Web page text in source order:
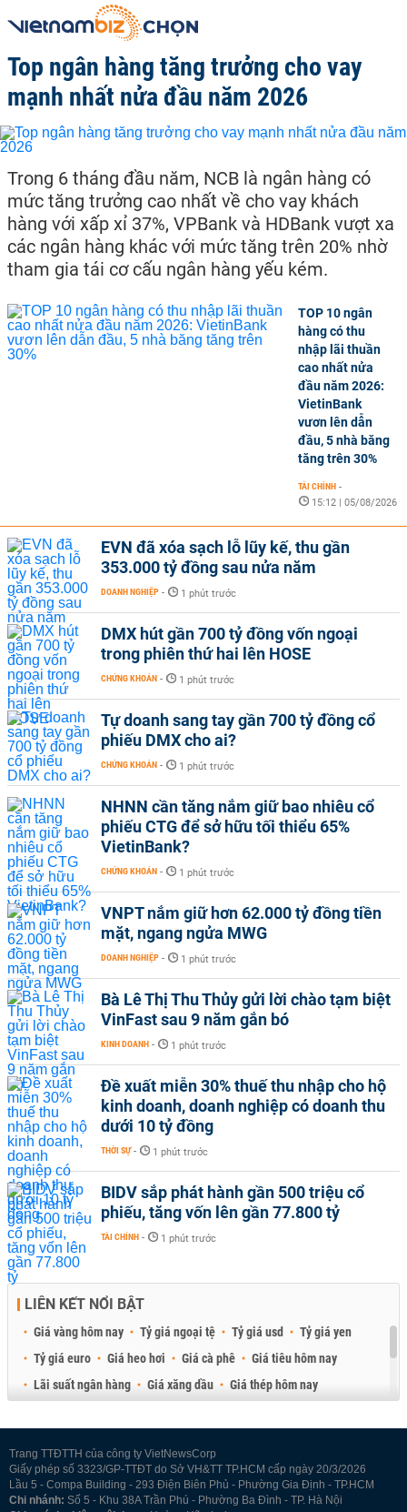
Top ngân hàng tăng trưởng cho vay
mạnh nhất nửa đầu năm 2026
Trong 6 tháng đầu năm, NCB là ngân hàng có
mức tăng trưởng cao nhất về cho vay khách
hàng với xấp xỉ 37%, VPBank và HDBank vượt xa
các ngân hàng khác với mức tăng trên 20% nhờ
tham gia tái cơ cấu ngân hàng yếu kém.
TOP 10 ngân
hàng có thu
nhập lãi thuần
cao nhất nửa
đầu năm 2026:
VietinBank
vươn lên dẫn
đầu, 5 nhà băng
tăng trên 30%
TÀI CHÍNH -
15:12 | 05/08/2026
EVN đã xóa sạch lỗ lũy kế, thu gần
353.000 tỷ đồng sau nửa năm
DOANH NGHIỆP - 1 phút trước
DMX hút gần 700 tỷ đồng vốn ngoại
trong phiên thứ hai lên HOSE
CHỨNG KHOÁN - 1 phút trước
Tự doanh sang tay gần 700 tỷ đồng cổ
phiếu DMX cho ai?
CHỨNG KHOÁN - 1 phút trước
NHNN cần tăng nắm giữ bao nhiêu cổ
phiếu CTG để sở hữu tối thiểu 65%
VietinBank?
CHỨNG KHOÁN - 1 phút trước
VNPT nắm giữ hơn 62.000 tỷ đồng tiền
mặt, ngang ngửa MWG
DOANH NGHIỆP - 1 phút trước
Bà Lê Thị Thu Thủy gửi lời chào tạm biệt
VinFast sau 9 năm gắn bó
KINH DOANH - 1 phút trước
Đề xuất miễn 30% thuế thu nhập cho hộ
kinh doanh, doanh nghiệp có doanh thu
dưới 10 tỷ đồng
THỜI SỰ - 1 phút trước
BIDV sắp phát hành gần 500 triệu cổ
phiếu, tăng vốn lên gần 77.800 tỷ
TÀI CHÍNH - 1 phút trước
LIÊN KẾT NỔI BẬT
Giá vàng hôm nay Tỷ giá ngoại tệ Tỷ giá usd
Tỷ giá yen
Tỷ giá euro
Giá heo hơi Giá cà phê
Giá tiêu hôm nay
Lãi suất ngân hàng
Giá xăng dầu
Giá thép hôm nay
Trang TTĐTTH của công ty VietNewsCorp
Giấy phép số 3323/GP-TTĐT do Sở VH&TT TP.HCM cấp ngày 20/3/2026
Lầu 5 - Compa Building - 293 Điện Biên Phủ - Phường Gia Định - TP.HCM
Chi nhánh: Số 5 - Khu 38A Trần Phú - Phường Ba Đình - TP. Hà Nội